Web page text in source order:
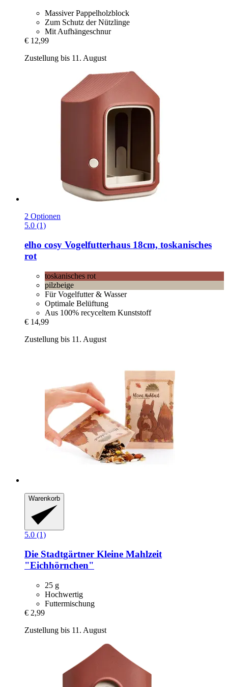
Massiver Pappelholzblock
Zum Schutz der Nützlinge
Mit Aufhängeschnur
€ 12,99
Zustellung bis 11. August
2 Optionen
5.0 (1)
elho cosy Vogelfutterhaus 18cm, toskanisches
rot
toskanisches rot
pilzbeige
Für Vogelfutter & Wasser
Optimale Belüftung
Aus 100% recyceltem Kunststoff
€ 14,99
Zustellung bis 11. August
Warenkorb
5.0 (1)
Die Stadtgärtner Kleine Mahlzeit
"Eichhörnchen"
25 g
Hochwertig
Futtermischung
€ 2,99
Zustellung bis 11. August